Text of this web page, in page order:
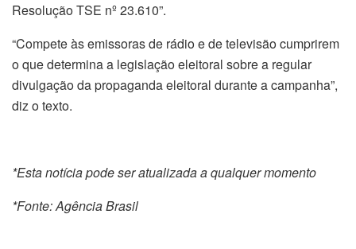
Resolução TSE nº 23.610”.
“Compete às emissoras de rádio e de televisão cumprirem
o que determina a legislação eleitoral sobre a regular
divulgação da propaganda eleitoral durante a campanha”,
diz o texto.
*Esta notícia pode ser atualizada a qualquer momento
*Fonte: Agência Brasil